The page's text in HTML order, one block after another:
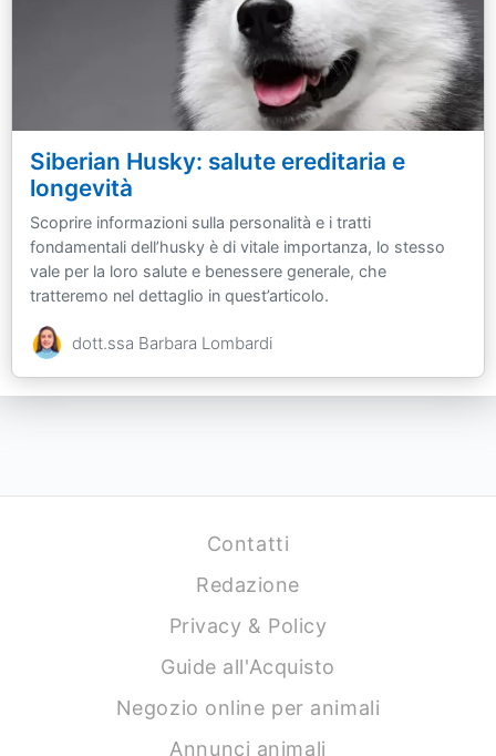
Siberian Husky: salute ereditaria e
longevità
Scoprire informazioni sulla personalità e i tratti
fondamentali dell’husky è di vitale importanza, lo stesso
vale per la loro salute e benessere generale, che
tratteremo nel dettaglio in quest’articolo.
dott.ssa Barbara Lombardi
Contatti
Redazione
Privacy & Policy
Guide all'Acquisto
Negozio online per animali
Annunci animali